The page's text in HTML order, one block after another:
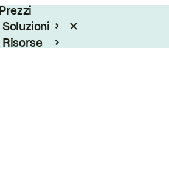
Prezzi
Soluzioni
Risorse